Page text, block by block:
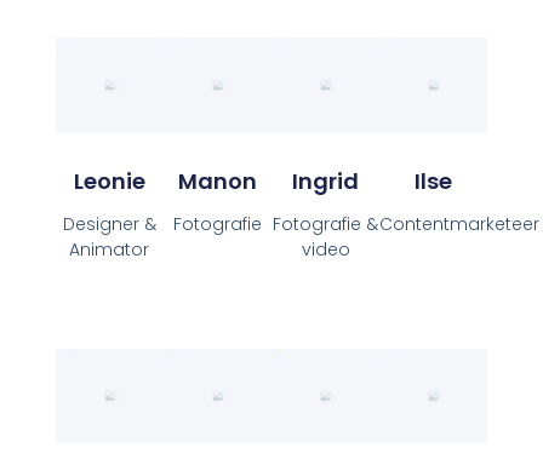
Leonie
Designer &
Animator
Manon
Fotografie
Ingrid
Fotografie &
video
Ilse
Contentmarketeer